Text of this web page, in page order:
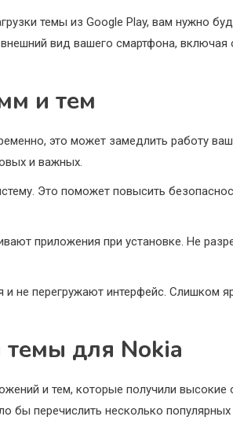
темы из Google Play, вам нужно
вид вашего смартфона, включая
и тем
это может замедлить работу
и важных.
Это поможет повысить
приложения при установке. Не
и не перегружают интерфейс. Слишком
для Nokia
и тем, которые получили высокие
перечислить несколько